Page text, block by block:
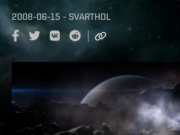
2008-06-15 - SVARTHOL